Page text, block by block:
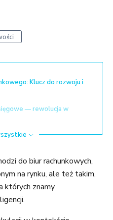
Klucz do rozwoju i
— rewolucja w
pracy i rozwój
do biur rachunkowych,
na rynku, ale też takim,
których znamy